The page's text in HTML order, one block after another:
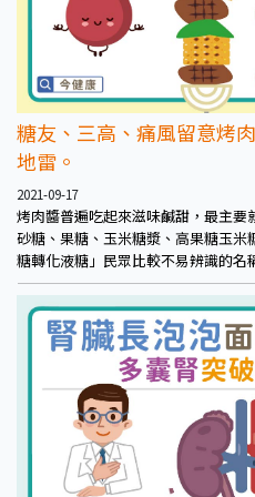
糖友、三高、痛風留意烤
地雷。
2021-09-17
烤肉醬普遍吃起來滋味鹹甜，最主
砂糖、果糖、玉米糖漿、高果糖玉
糖轉化液糖」民眾比較不易辨識的
此，烤肉醬自然是對糖尿病、高血
常見相當重要的風險因子。